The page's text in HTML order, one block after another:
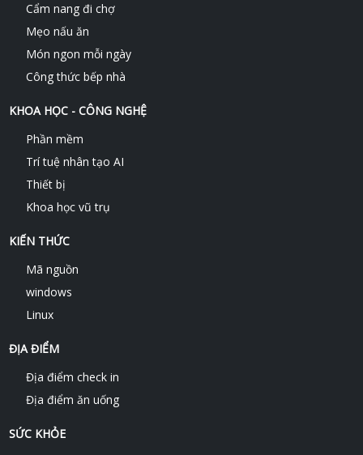
Cẩm nang đi chợ
Mẹo nấu ăn
Món ngon mỗi ngày
Công thức bếp nhà
KHOA HỌC - CÔNG NGHỆ
Phần mềm
Trí tuệ nhân tạo AI
Thiết bị
Khoa học vũ trụ
KIẾN THỨC
Mã nguồn
windows
Linux
ĐỊA ĐIỂM
Địa điểm check in
Địa điểm ăn uống
SỨC KHỎE